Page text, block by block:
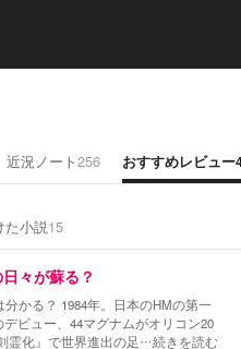
近況ノート256 おすすめレビュー
小説15
々が蘇る？
かる？ 1984年。日本のHMの第一
ビュー、44マグナムがオリコン20
霊化』で世界進出の足…続きを読む